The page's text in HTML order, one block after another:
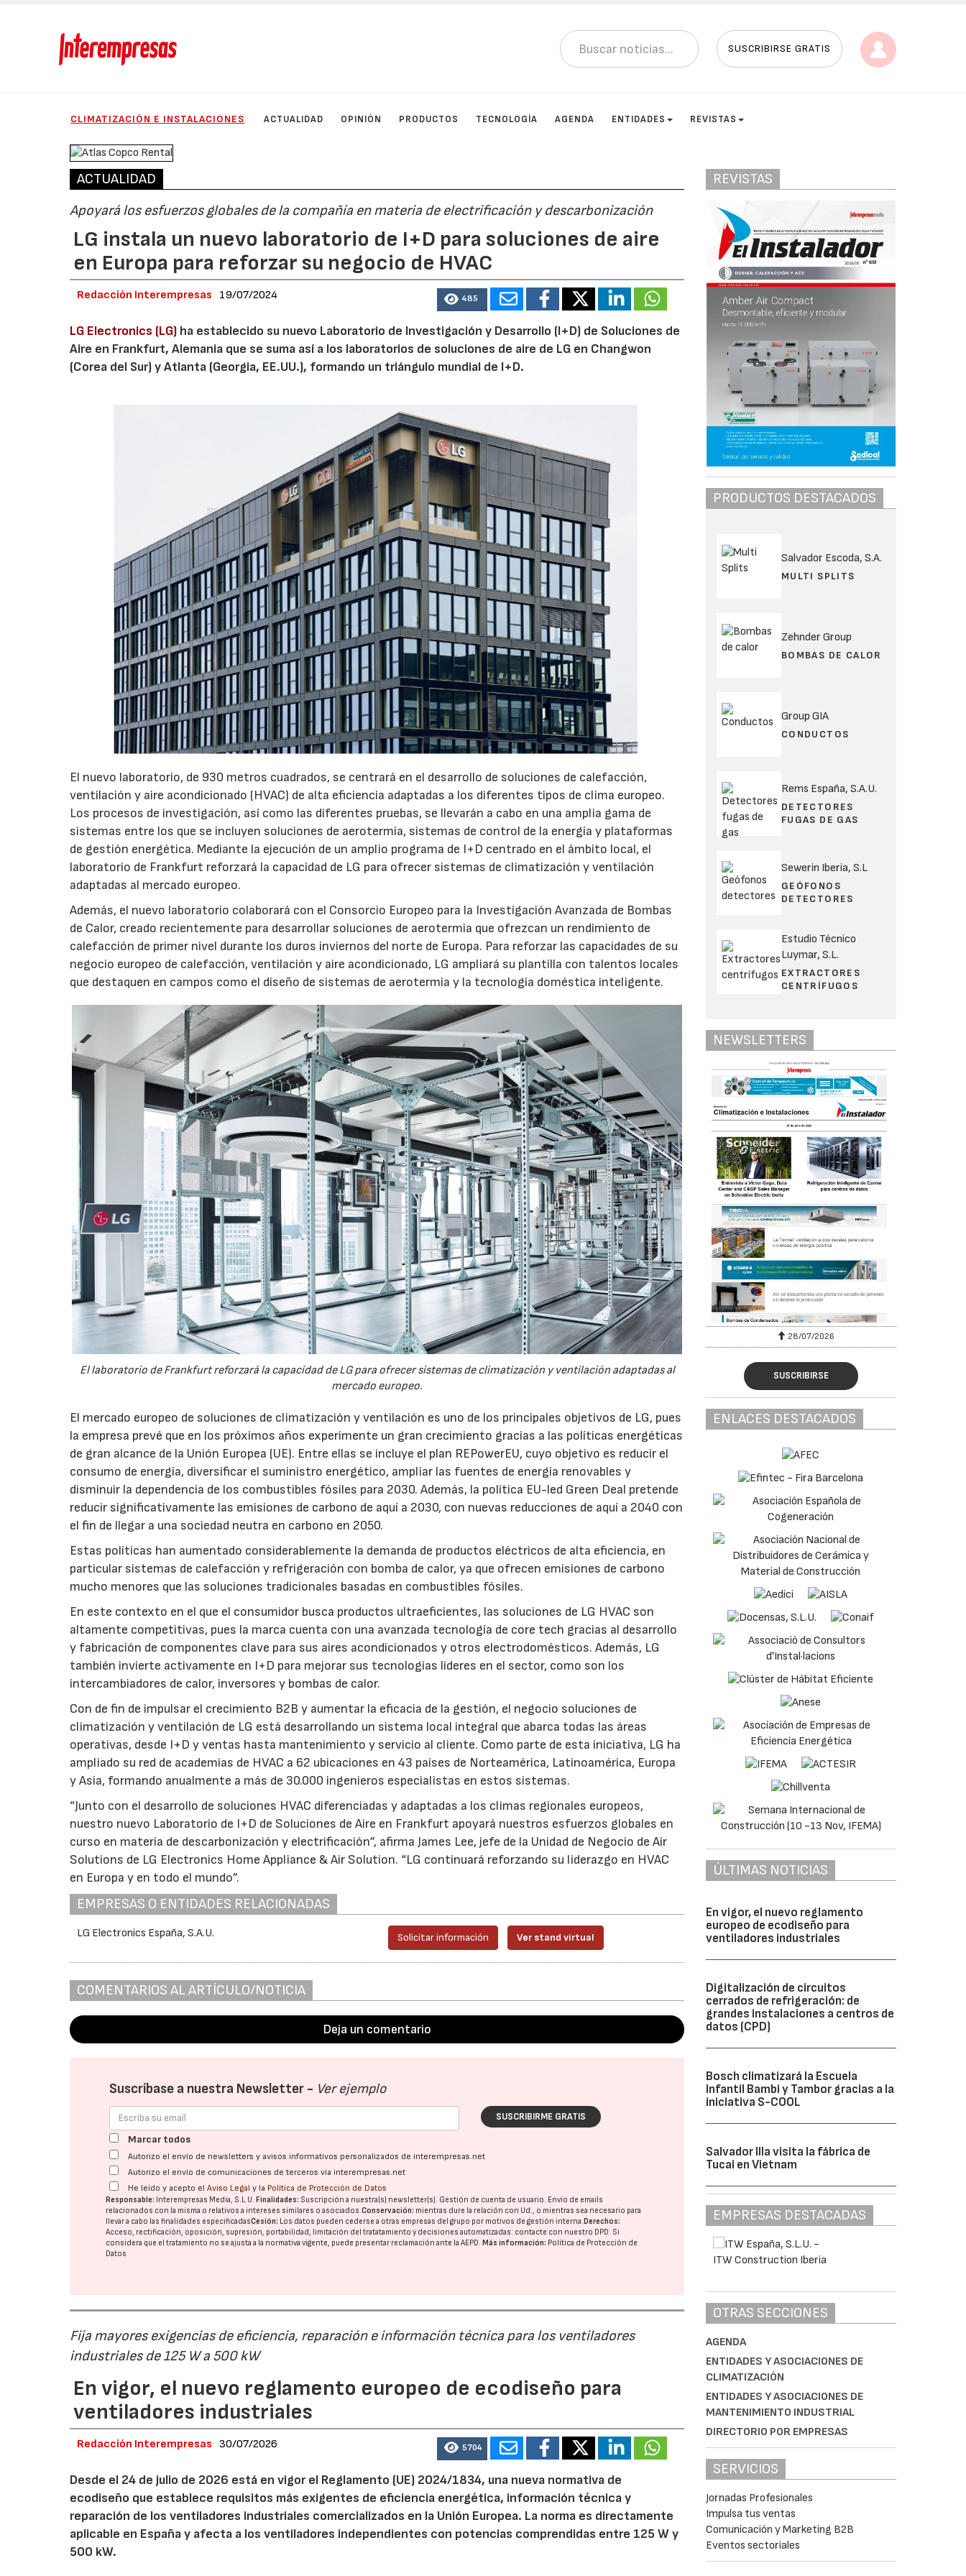
SUSCRIBIRSE GRATIS
CLIMATIZACIÓN E INSTALACIONES ACTUALIDAD OPINIÓN PRODUCTOS TECNOLOGÍA AGENDA ENTIDADES REVISTAS
ACTUALIDAD
Apoyará los esfuerzos globales de la compañía en materia de electrificación y descarbonización
LG instala un nuevo laboratorio de I+D para soluciones de aire
en Europa para reforzar su negocio de HVAC
Redacción Interempresas 19/07/2024 485
LG Electronics (LG) ha establecido su nuevo Laboratorio de Investigación y Desarrollo (I+D) de Soluciones de
Aire en Frankfurt, Alemania que se suma así a los laboratorios de soluciones de aire de LG en Changwon
(Corea del Sur) y Atlanta (Georgia, EE.UU.), formando un triángulo mundial de I+D.
El nuevo laboratorio, de 930 metros cuadrados, se centrará en el desarrollo de soluciones de calefacción,
ventilación y aire acondicionado (HVAC) de alta eficiencia adaptadas a los diferentes tipos de clima europeo.
Los procesos de investigación, así como las diferentes pruebas, se llevarán a cabo en una amplia gama de
sistemas entre los que se incluyen soluciones de aerotermia, sistemas de control de la energía y plataformas
de gestión energética. Mediante la ejecución de un amplio programa de I+D centrado en el ámbito local, el
laboratorio de Frankfurt reforzará la capacidad de LG para ofrecer sistemas de climatización y ventilación
adaptadas al mercado europeo.
Además, el nuevo laboratorio colaborará con el Consorcio Europeo para la Investigación Avanzada de Bombas
de Calor, creado recientemente para desarrollar soluciones de aerotermia que ofrezcan un rendimiento de
calefacción de primer nivel durante los duros inviernos del norte de Europa. Para reforzar las capacidades de su
negocio europeo de calefacción, ventilación y aire acondicionado, LG ampliará su plantilla con talentos locales
que destaquen en campos como el diseño de sistemas de aerotermia y la tecnología doméstica inteligente.
El laboratorio de Frankfurt reforzará la capacidad de LG para ofrecer sistemas de climatización y ventilación adaptadas al
mercado europeo.
El mercado europeo de soluciones de climatización y ventilación es uno de los principales objetivos de LG, pues
la empresa prevé que en los próximos años experimente un gran crecimiento gracias a las políticas energéticas
de gran alcance de la Unión Europea (UE). Entre ellas se incluye el plan REPowerEU, cuyo objetivo es reducir el
consumo de energía, diversificar el suministro energético, ampliar las fuentes de energía renovables y
disminuir la dependencia de los combustibles fósiles para 2030. Además, la política EU-led Green Deal pretende
reducir significativamente las emisiones de carbono de aquí a 2030, con nuevas reducciones de aquí a 2040 con
el fin de llegar a una sociedad neutra en carbono en 2050.
Estas políticas han aumentado considerablemente la demanda de productos eléctricos de alta eficiencia, en
particular sistemas de calefacción y refrigeración con bomba de calor, ya que ofrecen emisiones de carbono
mucho menores que las soluciones tradicionales basadas en combustibles fósiles.
En este contexto en el que el consumidor busca productos ultraeficientes, las soluciones de LG HVAC son
altamente competitivas, pues la marca cuenta con una avanzada tecnología de core tech gracias al desarrollo
y fabricación de componentes clave para sus aires acondicionados y otros electrodomésticos. Además, LG
también invierte activamente en I+D para mejorar sus tecnologías líderes en el sector, como son los
intercambiadores de calor, inversores y bombas de calor.
Con de fin de impulsar el crecimiento B2B y aumentar la eficacia de la gestión, el negocio soluciones de
climatización y ventilación de LG está desarrollando un sistema local integral que abarca todas las áreas
operativas, desde I+D y ventas hasta mantenimiento y servicio al cliente. Como parte de esta iniciativa, LG ha
ampliado su red de academias de HVAC a 62 ubicaciones en 43 países de Norteamérica, Latinoamérica, Europa
y Asia, formando anualmente a más de 30.000 ingenieros especialistas en estos sistemas.
“Junto con el desarrollo de soluciones HVAC diferenciadas y adaptadas a los climas regionales europeos,
nuestro nuevo Laboratorio de I+D de Soluciones de Aire en Frankfurt apoyará nuestros esfuerzos globales en
curso en materia de descarbonización y electrificación”, afirma James Lee, jefe de la Unidad de Negocio de Air
Solutions de LG Electronics Home Appliance & Air Solution. “LG continuará reforzando su liderazgo en HVAC
en Europa y en todo el mundo”.
EMPRESAS O ENTIDADES RELACIONADAS
LG Electronics España, S.A.U. Solicitar información Ver stand virtual
COMENTARIOS AL ARTÍCULO/NOTICIA
Deja un comentario
Suscríbase a nuestra Newsletter - Ver ejemplo
SUSCRIBIRME GRATIS
Marcar todos
Autorizo el envío de newsletters y avisos informativos personalizados de interempresas.net
Autorizo el envío de comunicaciones de terceros vía interempresas.net
He leído y acepto elAviso Legal y la Política de Protección de Datos
Responsable: Interempresas Media, S.L.U.Finalidades: Suscripción a nuestra(s) newsletter(s). Gestión de cuenta de usuario. Envío de emails
relacionados con la misma o relativos a intereses similares o asociados.Conservación: mientras dure la relación con Ud., o mientras sea necesario para
llevar a cabo las finalidades especificadasCesión: Los datos pueden cederse a otras empresas del grupo por motivos de gestión interna.Derechos:
Acceso, rectificación, oposición, supresión, portabilidad, limitación del tratatamiento y decisiones automatizadas: contacte con nuestro DPD. Si
considera que el tratamiento no se ajusta a la normativa vigente, puede presentar reclamación ante laAEPD.Más información: Política de Protección de
Datos
Fija mayores exigencias de eficiencia, reparación e información técnica para los ventiladores
industriales de 125 W a 500 kW
En vigor, el nuevo reglamento europeo de ecodiseño para
ventiladores industriales
Redacción Interempresas 30/07/2026 5704
Desde el 24 de julio de 2026 está en vigor el Reglamento (UE) 2024/1834, una nueva normativa de
ecodiseño que establece requisitos más exigentes de eficiencia energética, información técnica y
reparación de los ventiladores industriales comercializados en la Unión Europea. La norma es directamente
aplicable en España y afecta a los ventiladores independientes con potencias comprendidas entre 125 W y
500 kW.
REVISTAS
PRODUCTOS DESTACADOS
Salvador Escoda, S.A.
MULTI SPLITS
Zehnder Group
BOMBAS DE CALOR
Group GIA
CONDUCTOS
Rems España, S.A.U.
DETECTORES
FUGAS DE GAS
Sewerin Iberia, S.L
GEÓFONOS
DETECTORES
Estudio Técnico
Luymar, S.L.
EXTRACTORES
CENTRÍFUGOS
NEWSLETTERS
28/07/2026 30/07/2026 28/07/2026
SUSCRIBIRSE
ENLACES DESTACADOS
ÚLTIMAS NOTICIAS
En vigor, el nuevo reglamento
europeo de ecodiseño para
ventiladores industriales
Digitalización de circuitos
cerrados de refrigeración: de
grandes instalaciones a centros de
datos (CPD)
Bosch climatizará la Escuela
Infantil Bambi y Tambor gracias a la
iniciativa S-COOL
Salvador Illa visita la fábrica de
Tucai en Vietnam
EMPRESAS DESTACADAS
OTRAS SECCIONES
AGENDA
ENTIDADES Y ASOCIACIONES DE
CLIMATIZACIÓN
ENTIDADES Y ASOCIACIONES DE
MANTENIMIENTO INDUSTRIAL
DIRECTORIO POR EMPRESAS
SERVICIOS
Jornadas Profesionales
Impulsa tus ventas
Comunicación y Marketing B2B
Eventos sectoriales